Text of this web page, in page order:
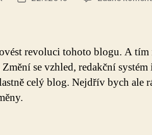
revoluci tohoto blogu. A
se vzhled, redakční systém
celý blog. Nejdřív bych ale